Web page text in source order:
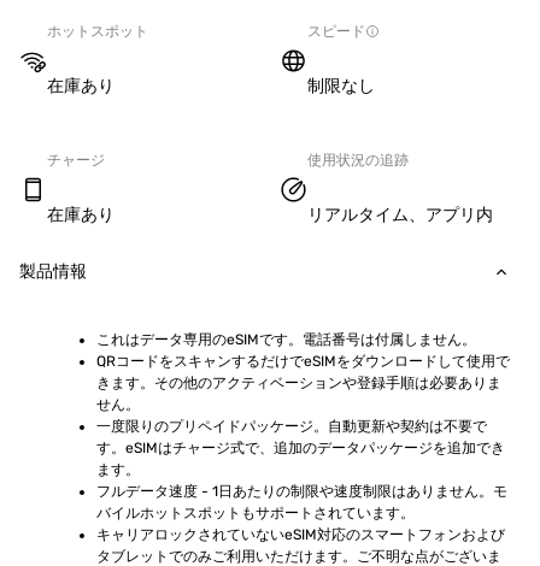
ホットスポット
在庫あり
スピード
制限なし
チャージ
在庫あり
使用状況の追跡
リアルタイム、アプリ内
製品情報
これはデータ専用のeSIMです。電話番号は付属しません。
QRコードをスキャンするだけでeSIMをダウンロードして使用で
きます。その他のアクティベーションや登録手順は必要ありま
せん。
一度限りのプリペイドパッケージ。自動更新や契約は不要で
す。eSIMはチャージ式で、追加のデータパッケージを追加でき
ます。
フルデータ速度 - 1日あたりの制限や速度制限はありません。モ
バイルホットスポットもサポートされています。
キャリアロックされていないeSIM対応のスマートフォンおよび
タブレットでのみご利用いただけます。ご不明な点がございま